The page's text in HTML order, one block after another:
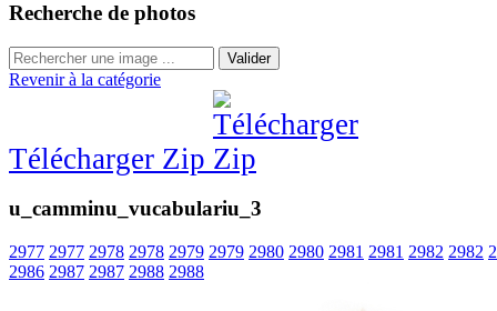
Recherche de photos
Valider
Revenir à la catégorie
Télécharger Zip
u_camminu_vucabulariu_3
2977 2977 2978 2978 2979 2979 2980 2980 2981 2981 2982 2982
2986 2987 2987 2988 2988